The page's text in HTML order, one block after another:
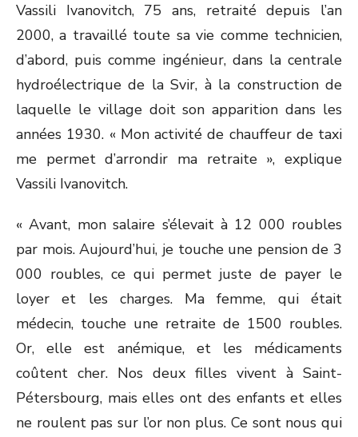
Vassili Ivanovitch, 75 ans, retraité depuis l’an
2000, a travaillé toute sa vie comme technicien,
d’abord, puis comme ingénieur, dans la centrale
hydroélectrique de la Svir, à la construction de
laquelle le village doit son apparition dans les
années 1930. « Mon activité de chauffeur de taxi
me permet d’arrondir ma retraite », explique
Vassili Ivanovitch.
« Avant, mon salaire s’élevait à 12 000 roubles
par mois. Aujourd’hui, je touche une pension de 3
000 roubles, ce qui permet juste de payer le
loyer et les charges. Ma femme, qui était
médecin, touche une retraite de 1500 roubles.
Or, elle est anémique, et les médicaments
coûtent cher. Nos deux filles vivent à Saint-
Pétersbourg, mais elles ont des enfants et elles
ne roulent pas sur l’or non plus. Ce sont nous qui